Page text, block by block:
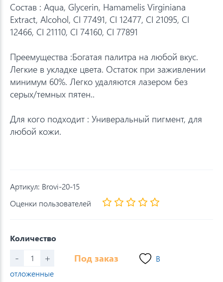
Состав : Aqua, Glycerin, Hamamelis Virginiana
Extract, Alcohol, CI 77491, CI 12477, CI 21095, CI
12466, CI 21110, CI 74160, CI 77891
Преемущества :Богатая палитра на любой вкус.
Легкие в укладке цвета. Остаток при заживлении
минимум 60%. Легко удаляются лазером без
серых/темных пятен..
Для кого подходит : Универальный пигмент, для
любой кожи.
Артикул: Brovi-20-15
Оценки пользователей
Количество
- + Под заказ
В
отложенные